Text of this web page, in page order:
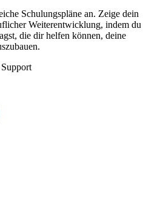
Schulungspläne an. Zeige dein
Weiterentwicklung, indem du
die dir helfen können, deine